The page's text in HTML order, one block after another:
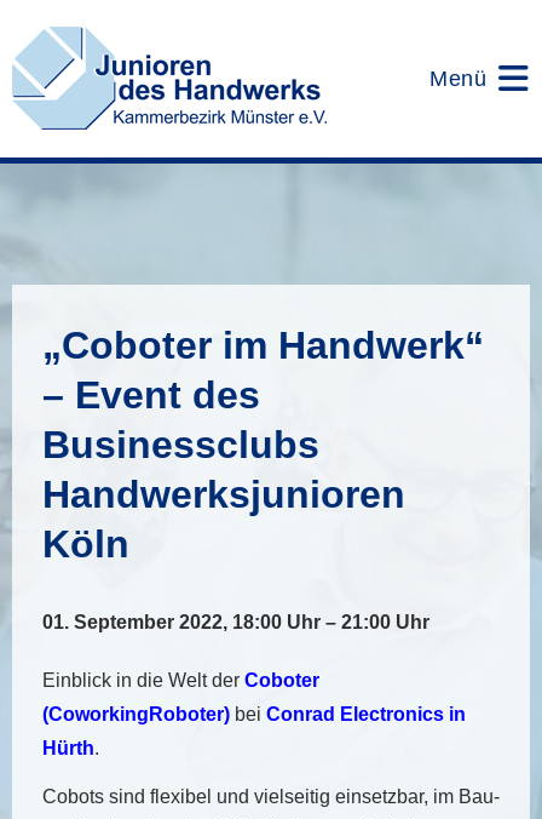
Inhalt
springen
Menü
„Coboter im Handwerk“
– Event des
Businessclubs
Handwerksjunioren
Köln
01. September 2022, 18:00 Uhr – 21:00 Uhr
Einblick in die Welt der Coboter
(CoworkingRoboter) bei Conrad Electronics in
Hürth.
Cobots sind flexibel und vielseitig einsetzbar, im Bau-